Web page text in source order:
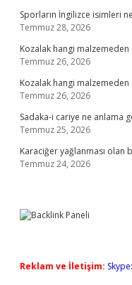
Sporların İngilizce isimleri
Temmuz 28, 2026
Kozalak hangi malzemeden
Temmuz 26, 2026
Kozalak hangi malzemeden
Temmuz 26, 2026
Sadaka-i cariye ne anlama
Temmuz 25, 2026
Karaciğer yağlanması olan
Temmuz 24, 2026
Reklam ve İletişim: